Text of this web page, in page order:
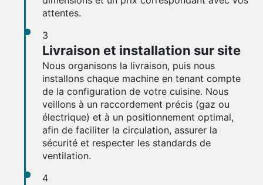
attentes.
3
Livraison et installation sur site
Nous organisons la livraison, puis nous
installons chaque machine en tenant compte
de la configuration de votre cuisine. Nous
veillons à un raccordement précis (gaz ou
électrique) et à un positionnement optimal,
afin de faciliter la circulation, assurer la
sécurité et respecter les standards de
ventilation.
4